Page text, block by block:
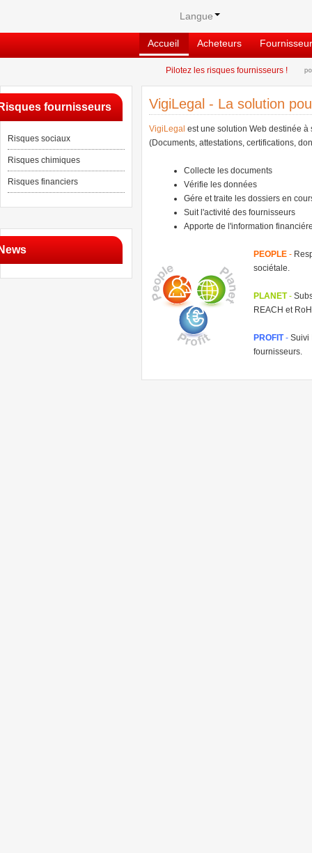
Pilotez les risques fournisseurs !
Langue
Accueil Acheteurs
fournisseurs
Risques sociaux
Risques chimiques
Risques financiers
VigiLegal - La solution
VigiLegal est une solution Web destinée
(Documents, attestations, certifications,
Collecte les documents
Vérifie les données
Gére et traite les dossiers en
Suit l'activité des fournisseurs
Apporte de l'information
PEOPLE -
sociétale.
PLANET-
REACH et
PROFIT- Suivi
fournisseurs.